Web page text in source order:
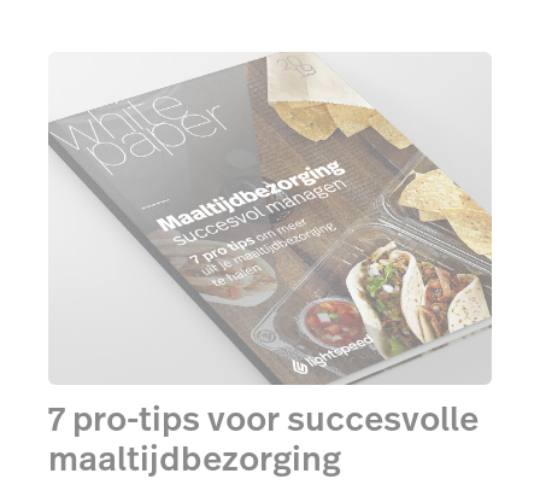
7 pro-tips voor succesvolle
maaltijdbezorging